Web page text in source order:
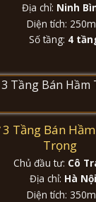
Địa chỉ: Ninh
Diện tích:
Số tầng: 4
Tầng Bán
Trọng
Chủ đầu tư: Cô
Địa chỉ: Hà Nội
Diện tích: